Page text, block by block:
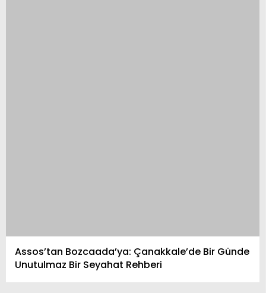
Assos’tan Bozcaada’ya: Çanakkale’de Bir Günde
Unutulmaz Bir Seyahat Rehberi